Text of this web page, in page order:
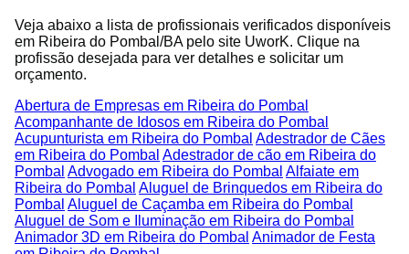
Veja abaixo a lista de profissionais verificados disponíveis
em Ribeira do Pombal/BA pelo site UworK. Clique na
profissão desejada para ver detalhes e solicitar um
orçamento.
Abertura de Empresas em Ribeira do Pombal
Acompanhante de Idosos em Ribeira do Pombal
Acupunturista em Ribeira do Pombal Adestrador de Cães
em Ribeira do Pombal Adestrador de cão em Ribeira do
Pombal Advogado em Ribeira do Pombal Alfaiate em
Ribeira do Pombal Aluguel de Brinquedos em Ribeira do
Pombal Aluguel de Caçamba em Ribeira do Pombal
Aluguel de Som e Iluminação em Ribeira do Pombal
Animador 3D em Ribeira do Pombal Animador de Festa